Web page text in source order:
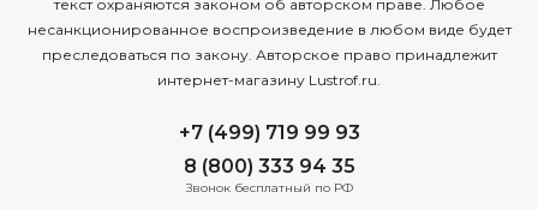
текст охраняются законом об авторском праве. Любое
несанкционированное воспроизведение в любом виде будет
преследоваться по закону. Авторское право принадлежит
интернет-магазину Lustrof.ru.
+7 (499) 719 99 93
8 (800) 333 94 35
Звонок бесплатный по РФ